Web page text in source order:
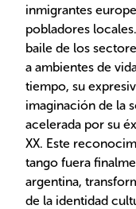
inmigrantes
pobladores
baile de los
a ambientes de
tiempo, su
imaginación de la
acelerada por su
XX. Este
tango fuera
argentina,
de la identidad